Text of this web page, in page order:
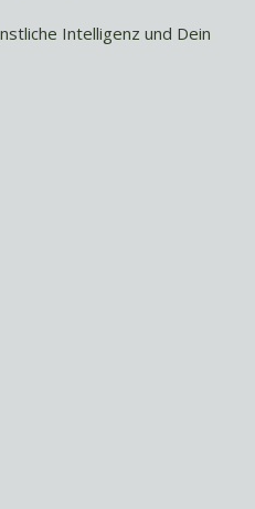
Intelligenz und Dein